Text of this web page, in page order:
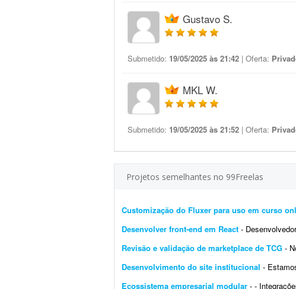
Gustavo S.
Submetido: 19/05/2025 às 21:42 | Oferta:
MKL W.
Submetido: 19/05/2025 às 21:52 | Oferta:
Projetos semelhantes no 99Freelas
Customização do Fluxer para uso em curso
Desenvolver front-end em React - Desenvolvedor
Revisão e validação de marketplace de TCG -
Desenvolvimento do site institucional - Estamos
Ecossistema empresarial modular - -